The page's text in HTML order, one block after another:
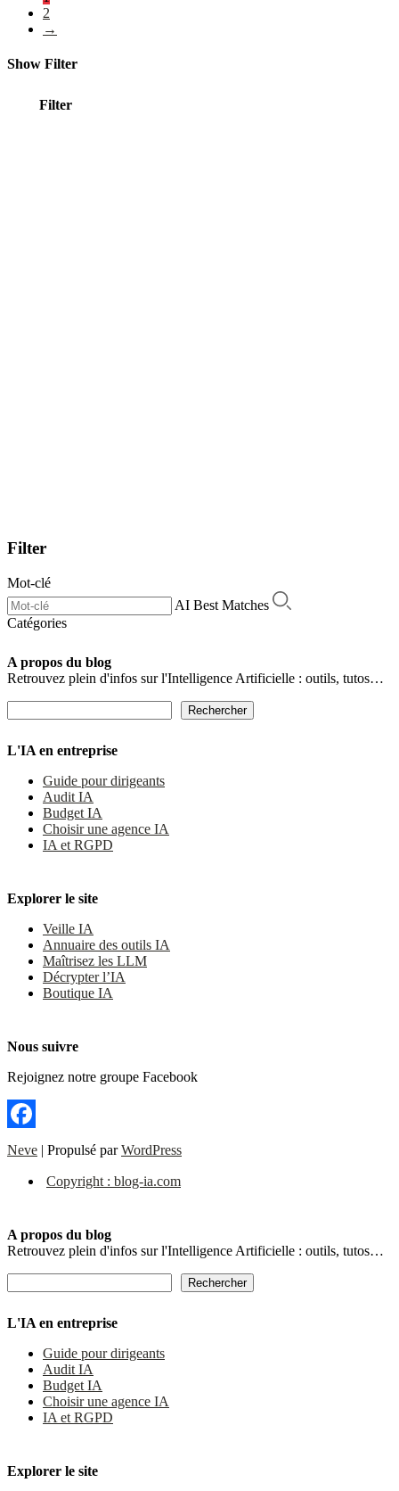
2
→
Show Filter
Filter
Filter
Mot-clé
AI Best Matches
Catégories
A propos du blog
Retrouvez plein d'infos sur l'Intelligence Artificielle : outils, tutos…
Rechercher
L'IA en entreprise
Guide pour dirigeants
Audit IA
Budget IA
Choisir une agence IA
IA et RGPD
Explorer le site
Veille IA
Annuaire des outils IA
Maîtrisez les LLM
Décrypter l’IA
Boutique IA
Nous suivre
Rejoignez notre groupe Facebook
Facebook
Neve | Propulsé parWordPress
Copyright : blog-ia.com
A propos du blog
Retrouvez plein d'infos sur l'Intelligence Artificielle : outils, tutos…
Rechercher
L'IA en entreprise
Guide pour dirigeants
Audit IA
Budget IA
Choisir une agence IA
IA et RGPD
Explorer le site